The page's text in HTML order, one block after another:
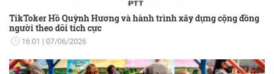
TikToker Hồ Quỳnh Hương và hành trình xây dựng cộng đồng
người theo dõi tích cực
16:01 07/06/2026